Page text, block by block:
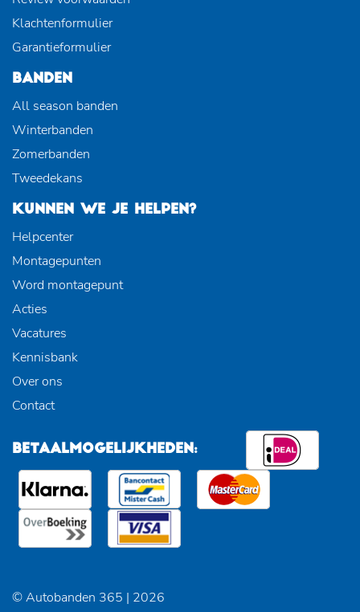
Klachtenformulier
Garantieformulier
BANDEN
All season banden
Winterbanden
Zomerbanden
Tweedekans
KUNNEN WE JE HELPEN?
Helpcenter
Montagepunten
Word montagepunt
Acties
Vacatures
Kennisbank
Over ons
Contact
BETAALMOGELIJKHEDEN:
© Autobanden 365 | 2026